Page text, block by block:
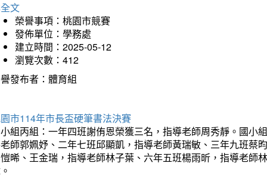
文
榮譽事項：桃園市競賽
發佈單位：學務處
建立時間：2025-05-12
瀏覽次數：412
發布者：體育組
市114年市長盃硬筆書法決賽
組丙組：一年四班謝侑恩榮獲三名，指導老師周秀靜。國小
師郭姵妤、二年七班邱顯凱，指導老師黃瑞敏、三年九班蔡
晞、王金瑞，指導老師林子葉、六年五班楊雨昕，指導老師